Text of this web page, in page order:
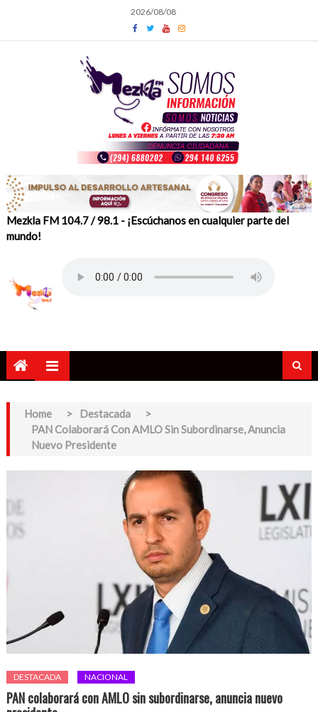
content
2026/08/08
Mezkla FM 104.7 / 98.1 - ¡Escúchanos en cualquier parte del
mundo!
Home > Destacada
>
PAN Colaborará Con AMLO Sin Subordinarse, Anuncia
Nuevo Presidente
DESTACADA NACIONAL
PAN colaborará con AMLO sin subordinarse, anuncia nuevo